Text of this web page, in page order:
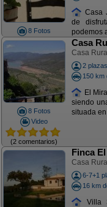
8 Fotos
Casa
de
podemos
8 Fotos
Video
(2 comentarios)
Casa
Casa
2 plazas
150 km
El
siendo
situada
Finca
Casa
6-7+1
16 km
Villa